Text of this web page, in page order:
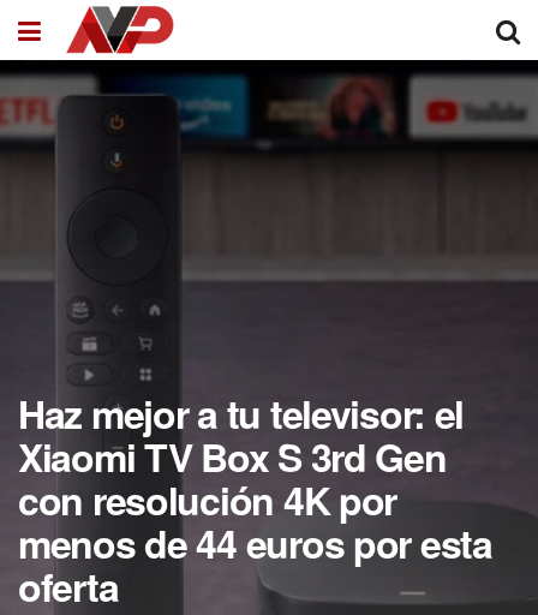
Haz mejor a tu televisor: el
Xiaomi TV Box S 3rd Gen
con resolución 4K por
menos de 44 euros por esta
oferta